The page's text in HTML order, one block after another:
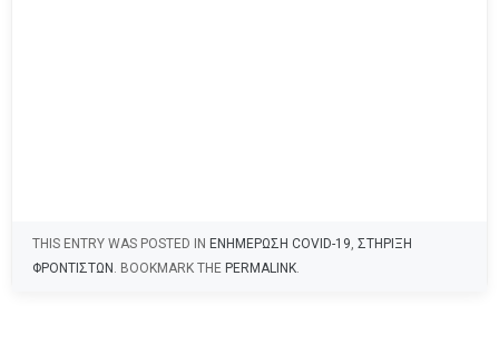
THIS ENTRY WAS POSTED IN ΕΝΗΜΕΡΩΣΗ COVID-19, ΣΤΗΡΙΞΗ
ΦΡΟΝΤΙΣΤΩΝ . BOOKMARK THE PERMALINK.